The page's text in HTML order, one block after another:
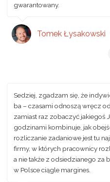
gwarantowany.
Tomek Łysakowski
Sedziej, zgadzam się, że
ba – czasami odnoszą wręcz
zamiast raz zobaczyć jakiegoś
godzinami kombinuje, jak
rozliczanie zadaniowe jest tu
firmy, w których pracownicy
a nie także z odsiedzianego za
w Polsce ciągle margines.